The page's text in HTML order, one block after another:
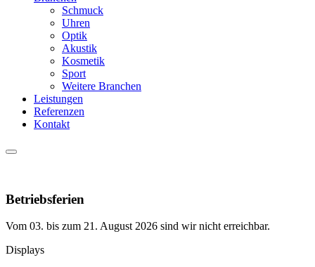
Schmuck
Uhren
Optik
Akustik
Kosmetik
Sport
Weitere Branchen
Leistungen
Referenzen
Kontakt
Betriebsferien
Vom 03. bis zum 21. August 2026 sind wir nicht erreichbar.
Displays